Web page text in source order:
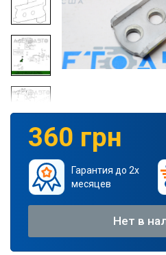
360 грн
Гарантия до 2х
месяцев
Нет в